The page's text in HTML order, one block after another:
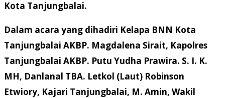
Kota Tanjungbalai.
Dalam acara yang dihadiri Kelapa BNN Kota
Tanjungbalai AKBP. Magdalena Sirait, Kapolres
Tanjungbalai AKBP. Putu Yudha Prawira. S. I. K.
MH, Danlanal TBA. Letkol (Laut) Robinson
Etwiory, Kajari Tanjungbalai, M. Amin, Wakil